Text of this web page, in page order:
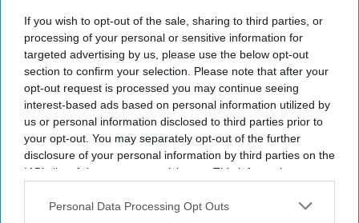
If you wish to opt-out of the sale, sharing to third parties, or
processing of your personal or sensitive information for
targeted advertising by us, please use the below opt-out
section to confirm your selection. Please note that after your
opt-out request is processed you may continue seeing
interest-based ads based on personal information utilized by
us or personal information disclosed to third parties prior to
your opt-out. You may separately opt-out of the further
disclosure of your personal information by third parties on the
IAB’s list of downstream participants. This information may
Downstream Participantsthat may further disclose it to other
Personal Data Processing Opt Outs
સામાન્ય અપેક્ષા બની રહ્યા છે. આવી સુવિધા ધરાવતી
હોટેલોની સંખ્યા વધીને 74 ટકા થઈ છે, જ્યારે તેનો ઉપયોગ
કરતા મહેમાનોનો હિસ્સો વધીને 62 ટકા થયો છે. બંનેમાં ગયા
વર્ષની સરખામણીએ 2 ટકાનો વધારો નોંધાયો.અહેવાલ મુજબ
આરોગ્ય અને વેલનેસ સંબંધિત સુવિધાઓ હજુ પણ
મહેમાનો માટે મહત્વપૂર્ણ છે. દૈનિક હાઉસકીપિંગ 46 ટકા
સાથે પ્રથમ સ્થાને રહ્યું, ત્યારબાદ ફિલ્ટર કરેલા પાણીના
રહ્યા.અહેવાલમાં હોટેલ વિશે માહિતી મેળવવા માટે AIના